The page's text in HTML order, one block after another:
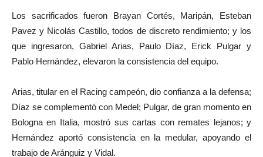
Los sacrificados fueron Brayan Cortés, Maripán, Esteban
Pavez y Nicolás Castillo, todos de discreto rendimiento; y los
que ingresaron, Gabriel Arias, Paulo Díaz, Erick Pulgar y
Pablo Hernández, elevaron la consistencia del equipo.
Arias, titular en el Racing campeón, dio confianza a la defensa;
Díaz se complementó con Medel; Pulgar, de gran momento en
Bologna en Italia, mostró sus cartas con remates lejanos; y
Hernández aportó consistencia en la medular, apoyando el
trabajo de Aránguiz y Vidal.